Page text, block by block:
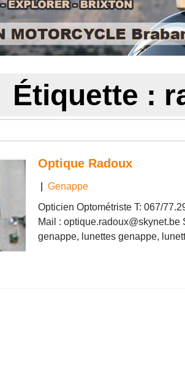
Étiquette :
Optique Radoux
Genappe
Opticien Optométriste T: 067/
Mail :
genappe, lunettes genappe,